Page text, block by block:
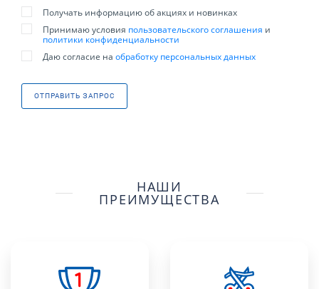
ОТПРАВИТЬ ЗАПРОС
Получать информацию об акциях и новинках
Принимаю условия пользовательского соглашения и
политики конфиденциальности
Даю согласие на обработку персональных данных
НАШИ
ПРЕИМУЩЕСТВА